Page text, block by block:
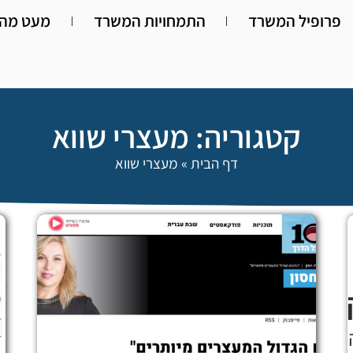
פרופיל המשרד התמחויות המשרד מעט
קטגוריה: מעצרי שווא
דף הבית » מעצרי שווא